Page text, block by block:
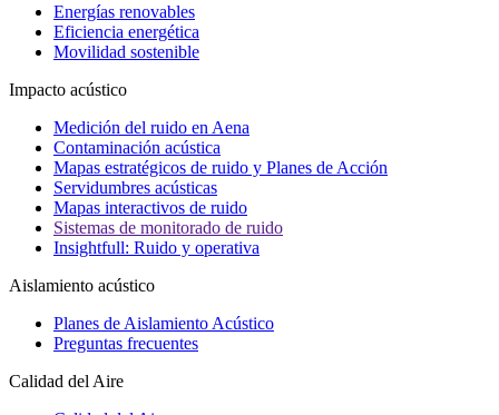
Energías renovables
Eficiencia energética
Movilidad sostenible
Impacto acústico
Medición del ruido en Aena
Contaminación acústica
Mapas estratégicos de ruido y Planes de Acción
Servidumbres acústicas
Mapas interactivos de ruido
Sistemas de monitorado de ruido
Insightfull: Ruido y operativa
Aislamiento acústico
Planes de Aislamiento Acústico
Preguntas frecuentes
Calidad del Aire